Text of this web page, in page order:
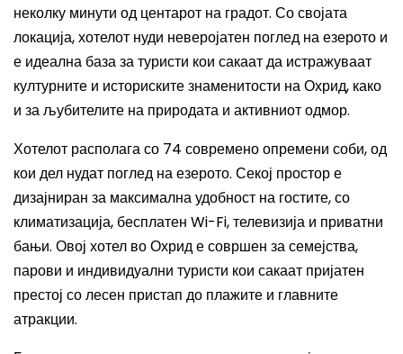
неколку минути од центарот на градот. Со својата
локација, хотелот нуди неверојатен поглед на езерото и
е идеална база за туристи кои сакаат да истражуваат
културните и историските знаменитости на Охрид, како
и за љубителите на природата и активниот одмор.
Хотелот располага со 74 современо опремени соби, од
кои дел нудат поглед на езерото. Секој простор е
дизајниран за максимална удобност на гостите, со
климатизација, бесплатен Wi-Fi, телевизија и приватни
бањи. Овој хотел во Охрид е совршен за семејства,
парови и индивидуални туристи кои сакаат пријатен
престој со лесен пристап до плажите и главните
атракции.